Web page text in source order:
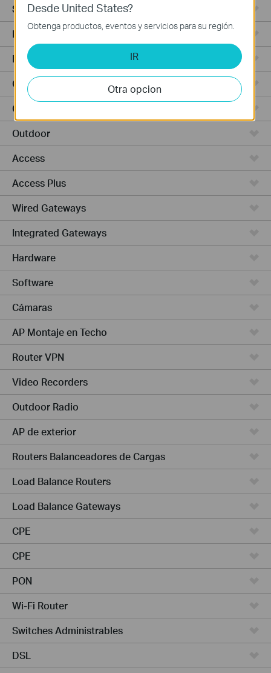
Switches Smart
Punto de Acceso
Routers de Alta Potencia
Cámaras y seguridad
Ceiling Mount
Outdoor
Access
Access Plus
Wired Gateways
Integrated Gateways
Hardware
Software
Cámaras
AP Montaje en Techo
Router VPN
Video Recorders
Outdoor Radio
AP de exterior
Routers Balanceadores de Cargas
Load Balance Routers
Load Balance Gateways
CPE
CPE
PON
Wi-Fi Router
Switches Administrables
DSL
Desde United States?
Obtenga productos, eventos y servicios para su región.
IR
Otra opcion